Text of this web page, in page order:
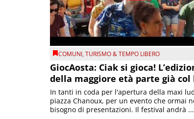
COMUNI,TURISMO & TEMPO LIBERO
GiocAosta: Ciak si gioca!
della maggiore età parte già
In tanti in coda per l'apertura della maxi
piazza Chanoux, per un evento che ormai
bisogno di presentazioni. Il festival andrà ...